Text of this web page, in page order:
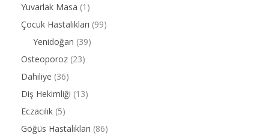
Yuvarlak Masa (1)
Çocuk Hastalıkları (99)
Yenidoğan (39)
Osteoporoz (23)
Dahiliye (36)
Diş Hekimliği (13)
Eczacılık (5)
Göğüs Hastalıkları (86)